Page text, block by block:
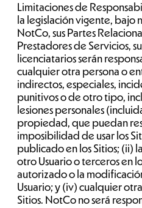
Limitaciones de
la legislación vigente, bajo
NotCo, sus Partes
Prestadores de Servicios,
licenciatarios serán
cualquier otra persona o
indirectos, especiales,
punitivos o de otro tipo,
lesiones personales
propiedad, que puedan
imposibilidad de usar los
publicado en los Sitios; (ii)
otro Usuario o terceros en
autorizado o la
Usuario; y (iv) cualquier
Sitios. NotCo no será